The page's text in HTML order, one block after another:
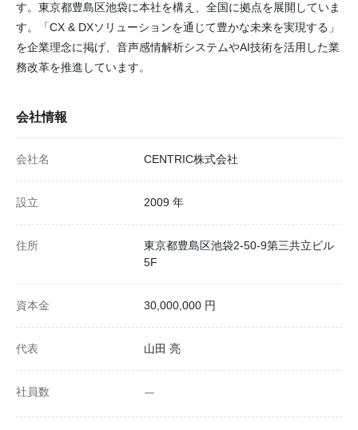
す。東京都豊島区池袋に本社を構え、全国に拠点を展開していま
す。「CX & DXソリューションを通じて豊かな未来を実現する」
を企業理念に掲げ、音声感情解析システムやAI技術を活用した業
務改革を推進しています。
会社情報
会社名 CENTRIC株式会社
設立 2009 年
住所
東京都豊島区池袋2-50-9第三共立ビル
5F
資本金 30,000,000 円
代表 山田 亮
社員数 ー